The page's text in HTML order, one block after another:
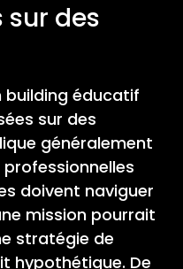
sur des
éducatif
sur des
généralement
doivent naviguer
mission pourrait
stratégie de
hypothétique. De